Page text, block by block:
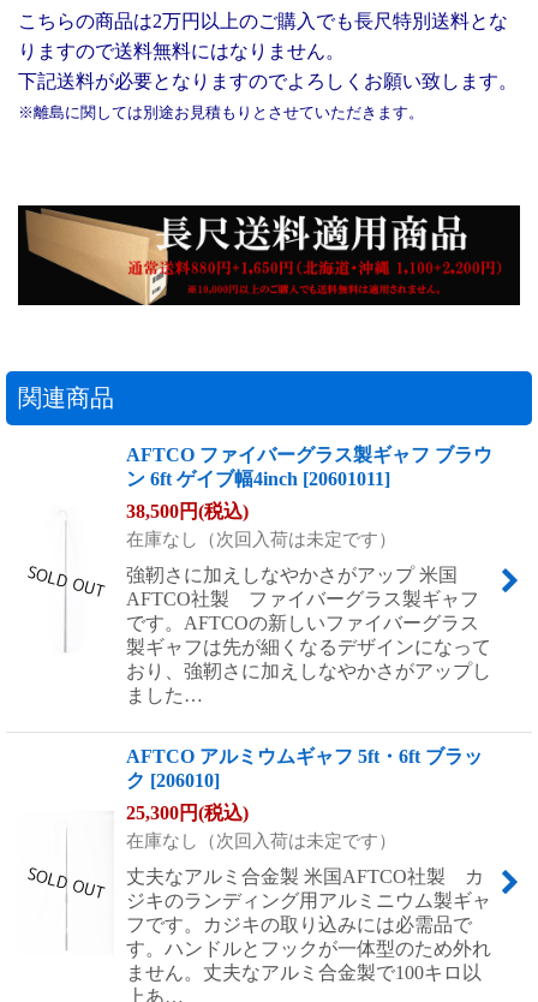
こちらの商品は2万円以上のご購入でも長尺特別送料とな
りますので送料無料にはなりません。
下記送料が必要となりますのでよろしくお願い致します。
※離島に関しては別途お見積もりとさせていただきます。
関連商品
AFTCO ファイバーグラス製ギャフ ブラウ
ン 6ft ゲイブ幅4inch [20601011]
38,500円(税込)
在庫なし（次回入荷は未定です）
強靭さに加えしなやかさがアップ 米国
AFTCO社製 ファイバーグラス製ギャフ
です。AFTCOの新しいファイバーグラス
製ギャフは先が細くなるデザインになって
おり、強靭さに加えしなやかさがアップし
ました…
AFTCO アルミウムギャフ 5ft・6ft ブラッ
ク [206010]
25,300円(税込)
在庫なし（次回入荷は未定です）
丈夫なアルミ合金製 米国AFTCO社製 カ
ジキのランディング用アルミニウム製ギャ
フです。カジキの取り込みには必需品で
す。ハンドルとフックが一体型のため外れ
ません。丈夫なアルミ合金製で100キロ以
上あ…